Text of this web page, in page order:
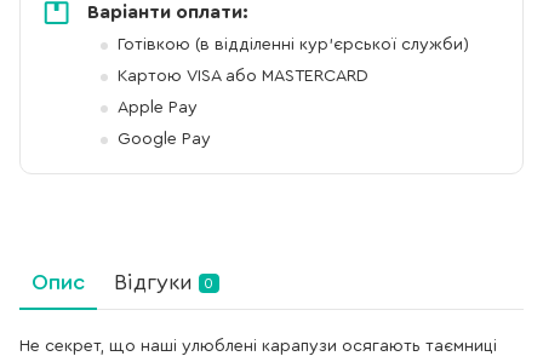
Варіанти оплати:
Готівкою (в відділенні кур'єрської служби)
Картою VISA або MASTERCARD
Apple Pay
Google Pay
Опис Відгуки 0
Не секрет, що наші улюблені карапузи осягають таємниці